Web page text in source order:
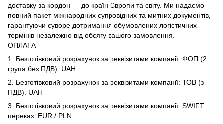
доставку за кордон — до країн Європи та світу. Ми надаємо
повний пакет міжнародних супровідних та митних документів,
гарантуючи суворе дотримання обумовлених логістичних
термінів незалежно від обсягу вашого замовлення.
ОПЛАТА
1. Безготівковий розрахунок за реквізитами компанії: ФОП (2
група без ПДВ). UAH
2. Безготівковий розрахунок за реквізитами компанії: ТОВ (з
ПДВ). UAH
3. Безготівковий розрахунок за реквізитами компанії: SWIFT
переказ. EUR / PLN